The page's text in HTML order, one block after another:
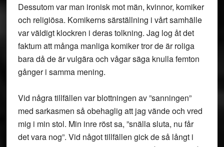
Dessutom var man ironisk mot män, kvinnor, komiker
och religiösa. Komikerns särställning i vårt samhälle
var väldigt klockren i deras tolkning. Jag log åt det
faktum att många manliga komiker tror de är roliga
bara då de är vulgära och vågar säga knulla femton
gånger i samma mening.
Vid några tillfällen var blottningen av ”sanningen”
med sarkasmen så obehaglig att jag vände och vred
mig i min stol. Min inre röst sa, ”snälla sluta, nu får
det vara nog”. Vid något tillfällen gick de så långt i